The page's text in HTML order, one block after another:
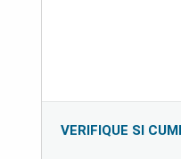
VERIFIQUE SI